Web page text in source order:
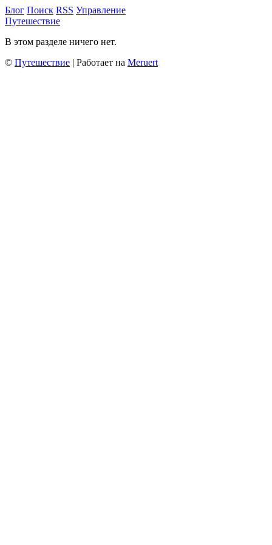
Блог Поиск RSS Управление
Путешествие
В этом разделе ничего нет.
© Путешествие | Работает на Meruert